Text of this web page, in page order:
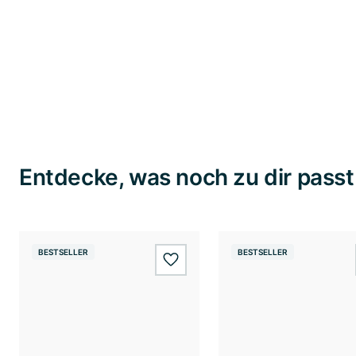
Entdecke, was noch zu dir passt
BESTSELLER
wishlist.add
BESTSELLER